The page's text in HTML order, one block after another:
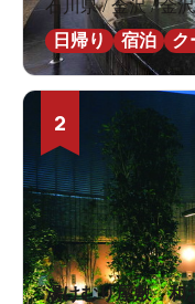
石川県 / 金沢 / 金
日帰り
宿泊 ク
2
湯けむり屋敷 和